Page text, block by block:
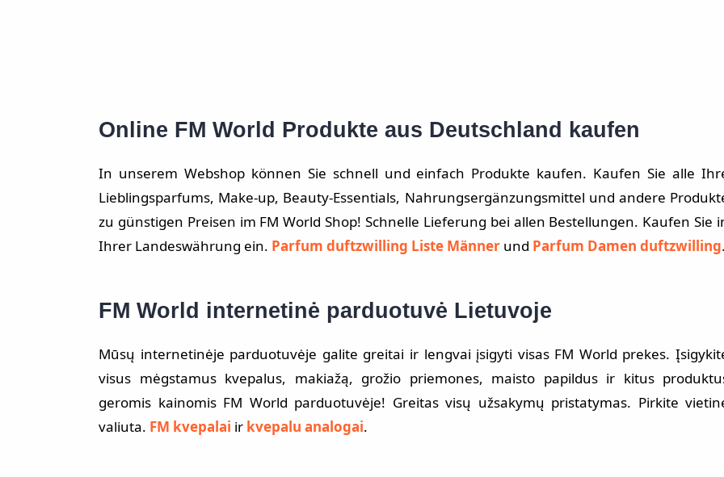
Online FM World Produkte aus Deutschland kaufen
In unserem Webshop können Sie schnell und einfach Produkte kaufen. Kaufen Sie alle
Lieblingsparfums, Make-up, Beauty-Essentials, Nahrungsergänzungsmittel und andere
zu günstigen Preisen im FM World Shop! Schnelle Lieferung bei allen Bestellungen. Kaufen Sie
Ihrer Landeswährung ein. Parfum duftzwilling Liste Männer und Parfum Damen duftzwilling.
FM World internetinė parduotuvė Lietuvoje
Mūsų internetinėje parduotuvėje galite greitai ir lengvai įsigyti visas FM World prekes.
visus mėgstamus kvepalus, makiažą, grožio priemones, maisto papildus ir kitus
geromis kainomis FM World parduotuvėje! Greitas visų užsakymų pristatymas. Pirkite
valiuta. FM kvepalai ir kvepalu analogai.